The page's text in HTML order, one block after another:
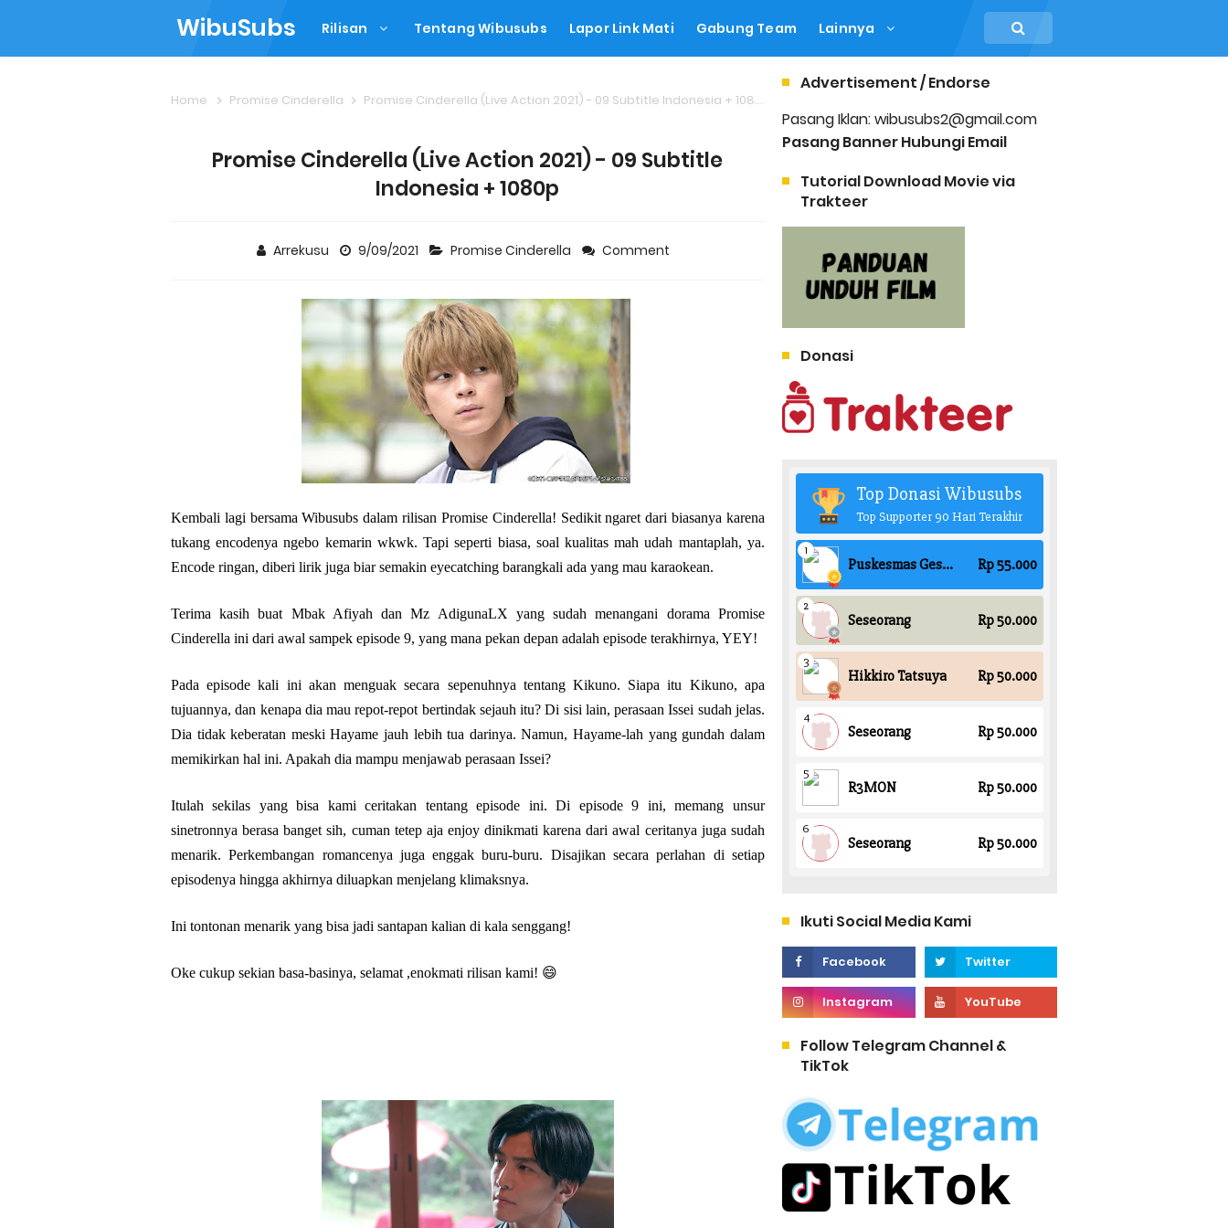
WibuSubs Rilisan Tentang Wibusubs Lapor Link Mati Gabung Team Lainnya
Home Promise Cinderella Promise Cinderella (Live Action 2021) - 09 Subtitle Indonesia + 1080p
Promise Cinderella (Live Action 2021) - 09 Subtitle
Indonesia + 1080p
Arrekusu 9/09/2021 Promise Cinderella Comment
Kembali lagi bersama Wibusubs dalam rilisan Promise Cinderella! Sedikit ngaret dari biasanya karena
tukang encodenya ngebo kemarin wkwk. Tapi seperti biasa, soal kualitas mah udah mantaplah, ya.
Encode ringan, diberi lirik juga biar semakin eyecatching barangkali ada yang mau karaokean.
Terima kasih buat Mbak Afiyah dan Mz AdigunaLX yang sudah menangani dorama Promise
Cinderella ini dari awal sampek episode 9, yang mana pekan depan adalah episode terakhirnya, YEY!
Pada episode kali ini akan menguak secara sepenuhnya tentang Kikuno. Siapa itu Kikuno, apa
tujuannya, dan kenapa dia mau repot-repot bertindak sejauh itu? Di sisi lain, perasaan Issei sudah jelas.
Dia tidak keberatan meski Hayame jauh lebih tua darinya. Namun, Hayame-lah yang gundah dalam
memikirkan hal ini. Apakah dia mampu menjawab perasaan Issei?
Itulah sekilas yang bisa kami ceritakan tentang episode ini. Di episode 9 ini, memang unsur
sinetronnya berasa banget sih, cuman tetep aja enjoy dinikmati karena dari awal ceritanya juga sudah
menarik. Perkembangan romancenya juga enggak buru-buru. Disajikan secara perlahan di setiap
episodenya hingga akhirnya diluapkan menjelang klimaksnya.
Ini tontonan menarik yang bisa jadi santapan kalian di kala senggang!
Oke cukup sekian basa-basinya, selamat ,enokmati rilisan kami! 😄
Advertisement / Endorse
Pasang Iklan: wibusubs2@gmail.com
Pasang Banner Hubungi Email
Tutorial Download Movie via
Trakteer
Donasi
Ikuti Social Media Kami
Follow Telegram Channel &
TikTok